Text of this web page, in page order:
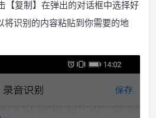
【复制】在弹出的对话框中选择好
将识别的内容粘贴到你需要的地